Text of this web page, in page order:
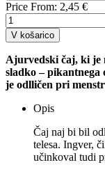
Price From: 2,45 €
V košarico
Ajurvedski čaj, ki je
sladko – pikantnega
je odlličen pri
Opis
Čaj naj bi bil
telesa. Ingver,
učinkoval tudi